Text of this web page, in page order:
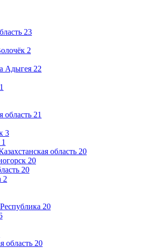
23
2
Адыгея 22
1
область 21
3
1
область 20
20
20
2
20
область 20